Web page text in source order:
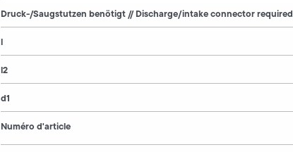
Druck-/Saugstutzen benötigt // Discharge/intake connector required
l
l2
d1
Numéro d'article